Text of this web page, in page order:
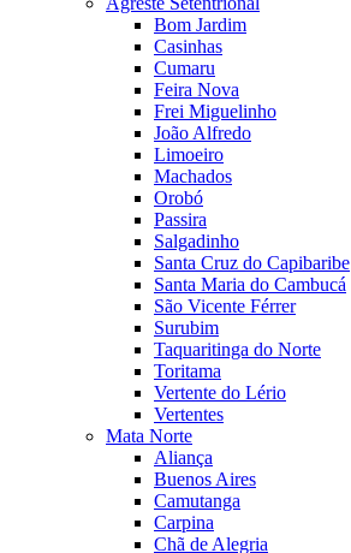
Bom Jardim
Casinhas
Cumaru
Feira Nova
Frei Miguelinho
João Alfredo
Limoeiro
Machados
Orobó
Passira
Salgadinho
Santa Cruz do Capibaribe
Santa Maria do Cambucá
São Vicente Férrer
Surubim
Taquaritinga do Norte
Toritama
Vertente do Lério
Vertentes
Mata Norte
Aliança
Buenos Aires
Camutanga
Carpina
Chã de Alegria